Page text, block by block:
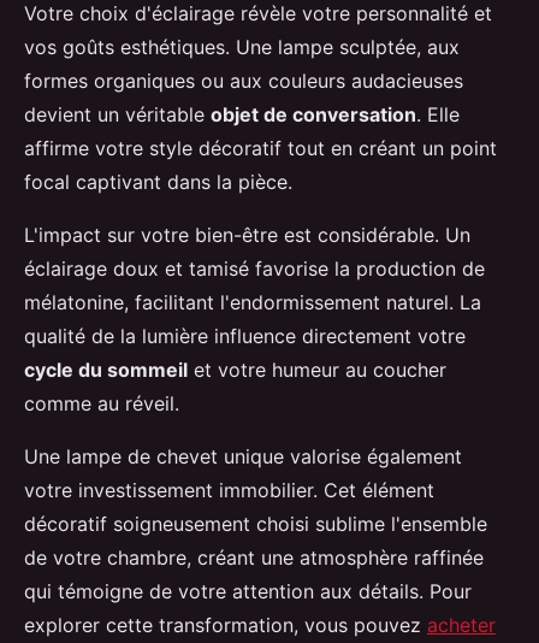
Votre choix d'éclairage révèle votre personnalité et
vos goûts esthétiques. Une lampe sculptée, aux
formes organiques ou aux couleurs audacieuses
devient un véritable objet de conversation. Elle
affirme votre style décoratif tout en créant un point
focal captivant dans la pièce.
L'impact sur votre bien-être est considérable. Un
éclairage doux et tamisé favorise la production de
mélatonine, facilitant l'endormissement naturel. La
qualité de la lumière influence directement votre
cycle du sommeil et votre humeur au coucher
comme au réveil.
Une lampe de chevet unique valorise également
votre investissement immobilier. Cet élément
décoratif soigneusement choisi sublime l'ensemble
de votre chambre, créant une atmosphère raffinée
qui témoigne de votre attention aux détails. Pour
explorer cette transformation, vous pouvez acheter